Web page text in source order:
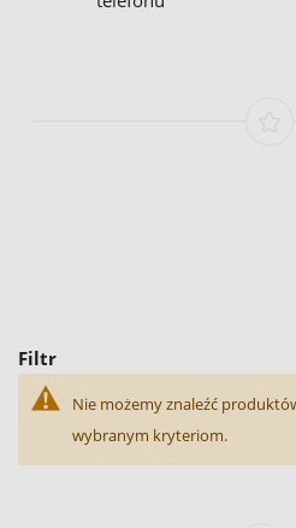
Filtr
Nie możemy znaleźć
wybranym kryteriom.